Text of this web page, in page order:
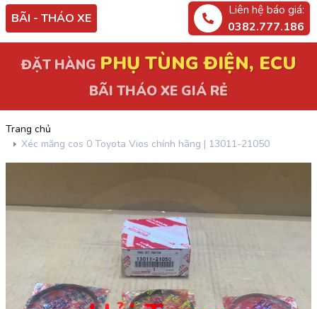
BÃI - THÁO XE
Liên hệ báo giá:
0382.777.186
ĐẶT HÀNGPHỤ TÙNG ĐIỆN, ECU
BÃI THÁO XE GIÁ RẺ
Trang chủ
Xéc măng cos 0 Toyota Vios chính hãng | 13011-21050